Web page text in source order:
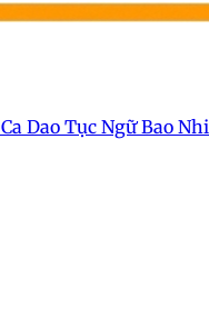
Ca Dao Tục NgữBao